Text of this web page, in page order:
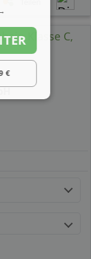
Klasse C,
€